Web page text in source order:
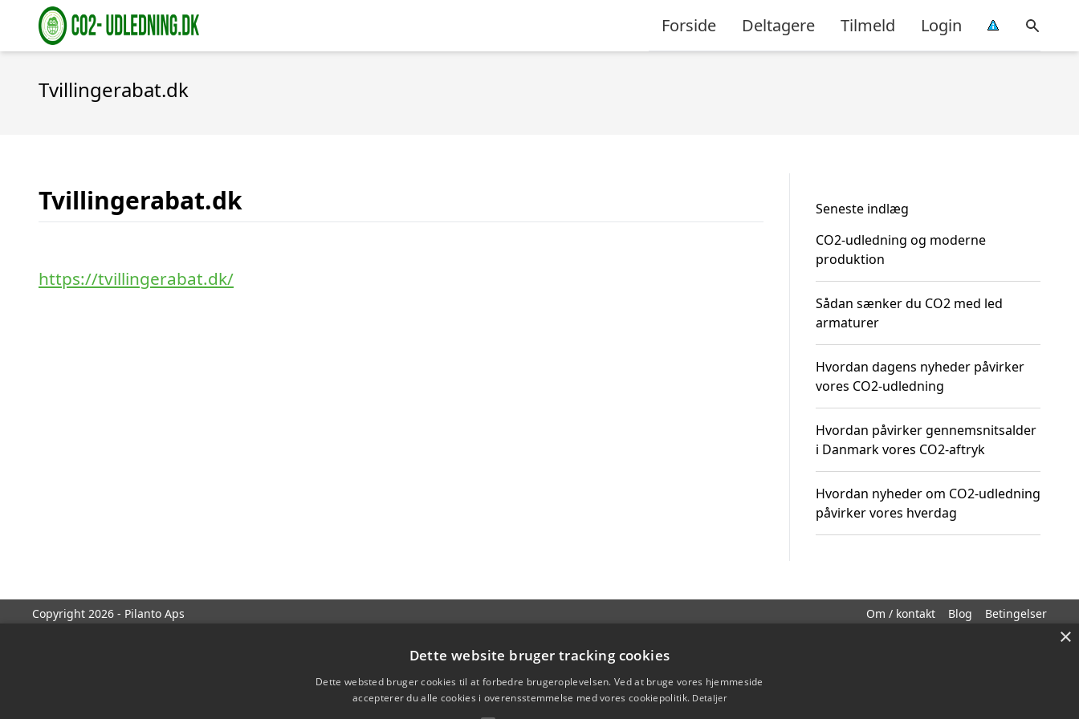
Forside Deltagere Tilmeld Login
Tvillingerabat.dk
Tvillingerabat.dk
https://tvillingerabat.dk/
Seneste indlæg
CO2-udledning og moderne
produktion
Sådan sænker du CO2 med led
armaturer
Hvordan dagens nyheder påvirker
vores CO2-udledning
Hvordan påvirker gennemsnitsalder
i Danmark vores CO2-aftryk
Hvordan nyheder om CO2-udledning
påvirker vores hverdag
Copyright 2026 - Pilanto Aps Om / kontakt Blog Betingelser
×
Dette website bruger tracking cookies
Dette websted bruger cookies til at forbedre brugeroplevelsen. Ved at bruge vores hjemmeside
accepterer du alle cookies i overensstemmelse med vores cookiepolitik. Detaljer